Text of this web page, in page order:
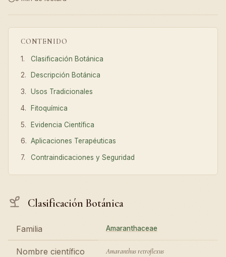
CONTENIDO
Clasificación Botánica
Descripción Botánica
Usos Tradicionales
Fitoquímica
Evidencia Científica
Aplicaciones Terapéuticas
Contraindicaciones y Seguridad
Clasificación Botánica
Familia Amaranthaceae
Nombre científico Amaranthus retroflexus